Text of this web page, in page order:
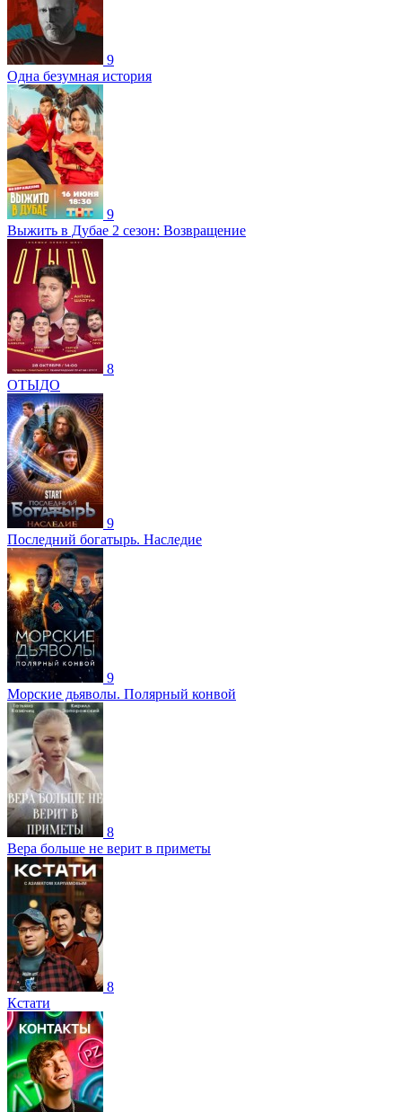
9
Одна безумная история
9
Выжить в Дубае 2 сезон: Возвращение
8
ОТЫДО
9
Последний богатырь. Наследие
9
Морские дьяволы. Полярный конвой
8
Вера больше не верит в приметы
8
Кстати